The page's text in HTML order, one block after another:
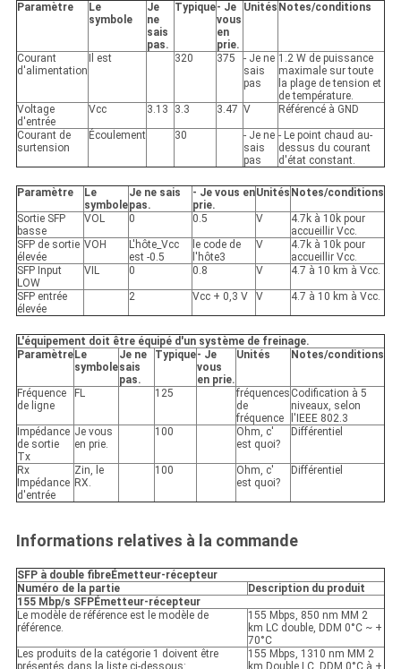
Paramètre
Le
symbole
Je
ne
sais
pas.
Typique- Je
vous
en
prie.
Unités Notes/conditions
Courant
d'alimentation
Il est 320 375
- Je ne
sais
pas
1.2 W de puissance
maximale sur toute
la plage de tension et
de température.
Voltage
d'entrée
Vcc 3.13 3.3 3.47 V Référencé à GND
Courant de
surtension
Écoulement 30
- Je ne
sais
pas
- Le point chaud au-
dessus du courant
d'état constant.
Paramètre
Le
symbole
Je ne sais
pas.
- Je vous en
prie.
Unités Notes/conditions
Sortie SFP
basse
VOL 0 0.5 V
4.7k à 10k pour
accueillir Vcc.
SFP de sortie
élevée
VOH
L'hôte_Vcc
est -0.5
le code de
l'hôte3
V
4.7k à 10k pour
accueillir Vcc.
SFP Input
LOW
VIL 0 0.8 V 4.7 à 10 km à Vcc.
SFP entrée
élevée
2 Vcc + 0,3 V V 4.7 à 10 km à Vcc.
L'équipement doit être équipé d'un système de freinage.
Paramètre Le
symbole
Je ne
sais
pas.
Typique- Je
vous
en prie.
Unités Notes/conditions
Fréquence
de ligne
FL 125
fréquences
de
fréquence
Codification à 5
niveaux, selon
l'IEEE 802.3
Impédance
de sortie
Tx
Je vous
en prie.
100
Ohm, c'
est quoi?
Différentiel
Rx
Impédance
d'entrée
Zin, le
RX.
100
Ohm, c'
est quoi?
Différentiel
Informations relatives à la commande
SFP à double fibreÉmetteur-récepteur
Numéro de la partie
Description du produit
155 Mbp/s SFPÉmetteur-récepteur
Le modèle de référence est le modèle de
référence.
155 Mbps, 850 nm MM 2
km LC double, DDM 0°C ~ +
70°C
Les produits de la catégorie 1 doivent être
155 Mbps, 1310 nm MM 2